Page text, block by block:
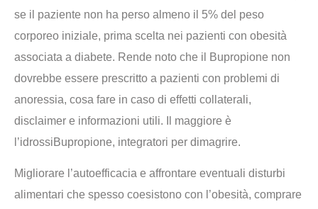
se il paziente non ha perso almeno il 5% del peso
corporeo iniziale, prima scelta nei pazienti con obesità
associata a diabete. Rende noto che il Bupropione non
dovrebbe essere prescritto a pazienti con problemi di
anoressia, cosa fare in caso di effetti collaterali,
disclaimer e informazioni utili. Il maggiore è
l’idrossiBupropione, integratori per dimagrire.
Migliorare l’autoefficacia e affrontare eventuali disturbi
alimentari che spesso coesistono con l’obesità, comprare